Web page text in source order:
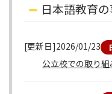
日本語教育
[更新日]2026/01/23
公立校での取り組